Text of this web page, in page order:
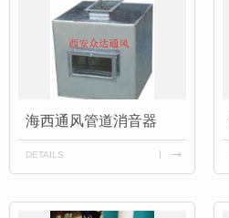
海西通风管道消音器
DETAILS